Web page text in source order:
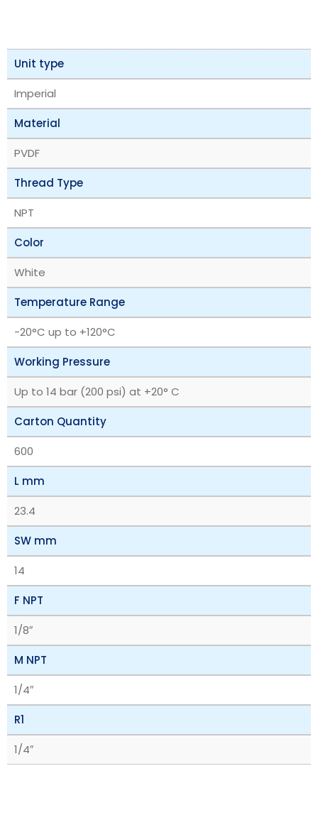
Unit type
Imperial
Material
PVDF
Thread Type
NPT
Color
White
Temperature Range
‎-20°C up to +120°C
Working Pressure
Up to 14 bar (200 psi) at +20° C
Carton Quantity
600
L mm
23.4
SW mm
14
F NPT
1/8″
M NPT
1/4″
R1
1/4″